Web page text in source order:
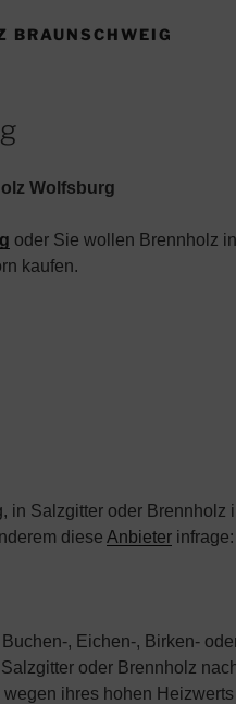
BRAUNSCHWEIG
Wolfsburg
oder Sie wollen Brennholz in
kaufen.
in Salzgitter oder Brennholz
diese Anbieter infrage:
, Eichen-, Birken-
oder Brennholz
ihres hohen